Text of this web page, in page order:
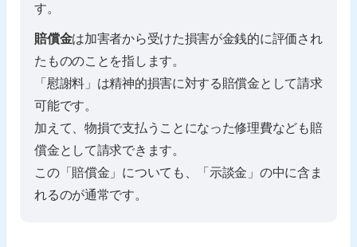
す。
賠償金は加害者から受けた損害が金銭的に評価され
たもののことを指します。
「慰謝料」は精神的損害に対する賠償金として請求
可能です。
加えて、物損で支払うことになった修理費なども賠
償金として請求できます。
この「賠償金」についても、「示談金」の中に含ま
れるのが通常です。